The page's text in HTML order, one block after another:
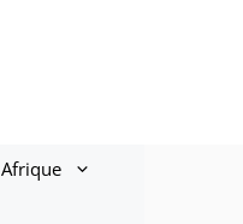
Afrique